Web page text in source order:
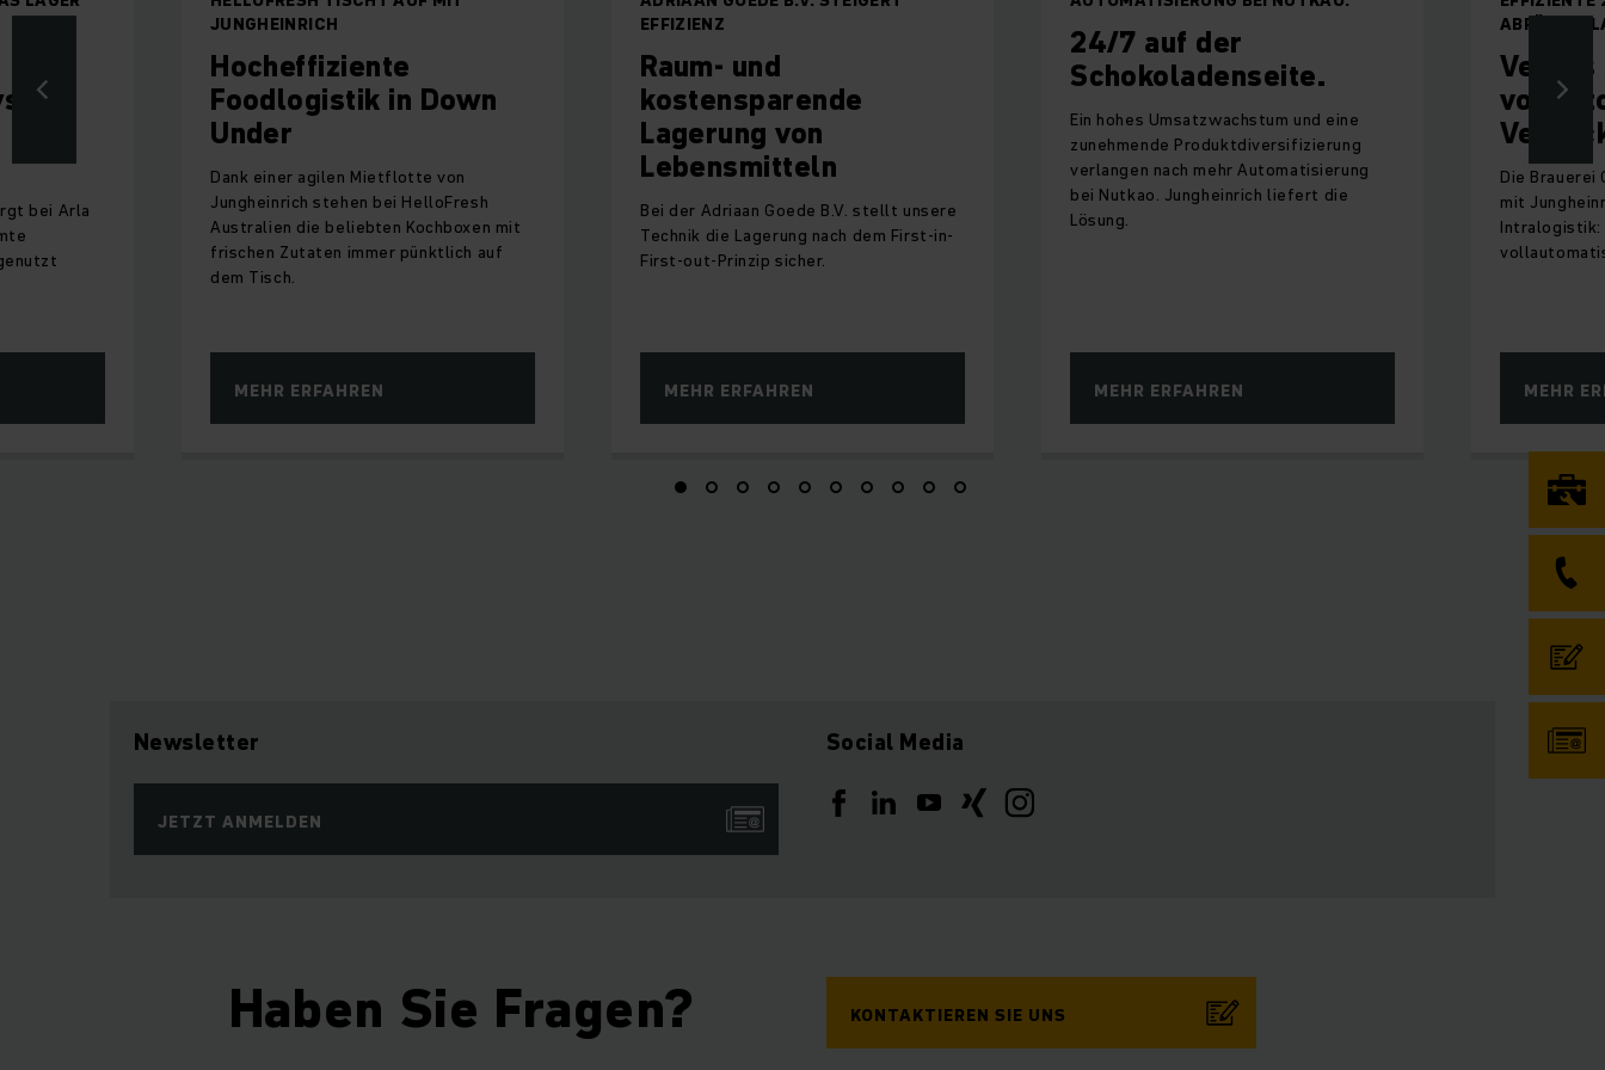
EFFIZIENZ
Raum- und
kostensparende
Lagerung von
Lebensmitteln
Bei der Adriaan Goede B.V. stellt unsere
Technik die Lagerung nach dem First-in-
First-out-Prinzip sicher.
MEHR ERFAHREN
24/7 auf der
Schokoladenseite.
Ein hohes Umsatzwachstum und eine
zunehmende Produktdiversifizierung
verlangen nach mehr Automatisierung
bei Nutkao. Jungheinrich liefert die
Lösung.
MEHR ERFAHREN
Die
mit
Intralogistik:
MEHR
bei Arla
JUNGHEINRICH
Hocheffiziente
Foodlogistik in Down
Under
Dank einer agilen Mietflotte von
Jungheinrich stehen bei HelloFresh
Australien die beliebten Kochboxen mit
frischen Zutaten immer pünktlich auf
dem Tisch.
MEHR ERFAHREN
Newsletter
JETZT ANMELDEN
Social Media
Haben Sie Fragen? KONTAKTIEREN SIE UNS